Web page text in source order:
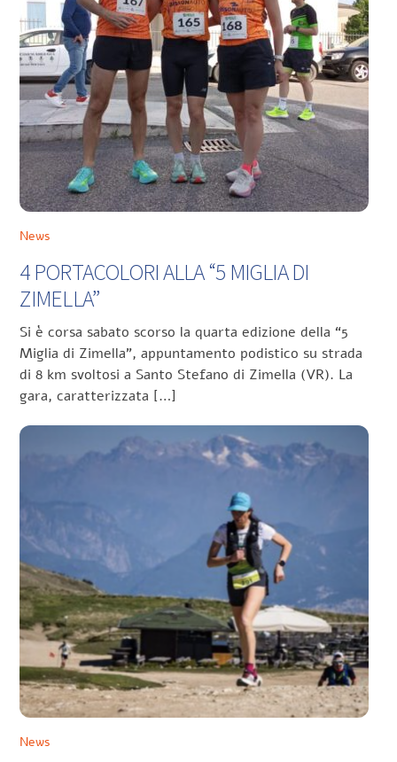
News
4 PORTACOLORI ALLA “5 MIGLIA DI
ZIMELLA”
Si è corsa sabato scorso la quarta edizione della “5
Miglia di Zimella”, appuntamento podistico su strada
di 8 km svoltosi a Santo Stefano di Zimella (VR). La
gara, caratterizzata […]
News